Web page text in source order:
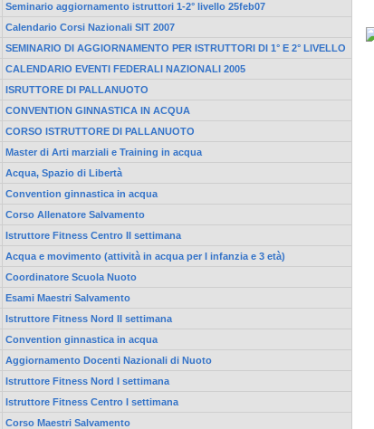
Seminario aggiornamento istruttori 1-2° livello 25feb07
Calendario Corsi Nazionali SIT 2007
SEMINARIO DI AGGIORNAMENTO PER ISTRUTTORI DI 1° E 2° LIVELLO
CALENDARIO EVENTI FEDERALI NAZIONALI 2005
ISRUTTORE DI PALLANUOTO
CONVENTION GINNASTICA IN ACQUA
CORSO ISTRUTTORE DI PALLANUOTO
Master di Arti marziali e Training in acqua
Acqua, Spazio di Libertà
Convention ginnastica in acqua
Corso Allenatore Salvamento
Istruttore Fitness Centro II settimana
Acqua e movimento (attività in acqua per I infanzia e 3 età)
Coordinatore Scuola Nuoto
Esami Maestri Salvamento
Istruttore Fitness Nord II settimana
Convention ginnastica in acqua
Aggiornamento Docenti Nazionali di Nuoto
Istruttore Fitness Nord I settimana
Istruttore Fitness Centro I settimana
Corso Maestri Salvamento